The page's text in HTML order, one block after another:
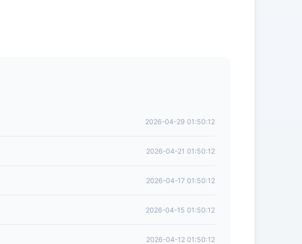
2026-04-29 01:50:12
2026-04-21 01:50:12
2026-04-17 01:50:12
2026-04-15 01:50:12
2026-04-12 01:50:12